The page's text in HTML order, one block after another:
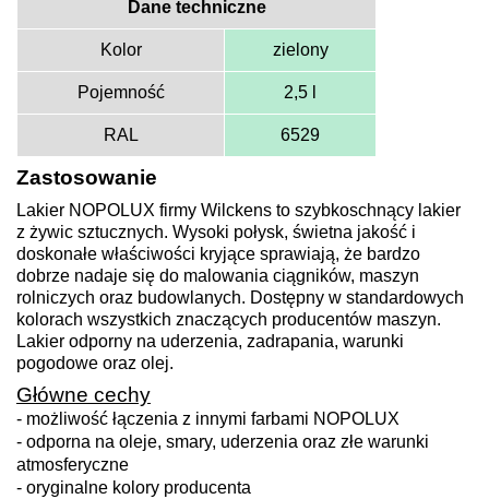
Dane techniczne
Kolor zielony
Pojemność 2,5 l
RAL 6529
Zastosowanie
Lakier NOPOLUX firmy Wilckens to szybkoschnący lakier
z żywic sztucznych. Wysoki połysk, świetna jakość i
doskonałe właściwości kryjące sprawiają, że bardzo
dobrze nadaje się do malowania ciągników, maszyn
rolniczych oraz budowlanych. Dostępny w standardowych
kolorach wszystkich znaczących producentów maszyn.
Lakier odporny na uderzenia, zadrapania, warunki
pogodowe oraz olej.
Główne cechy
- możliwość łączenia z innymi farbami NOPOLUX
- odporna na oleje, smary, uderzenia oraz złe warunki
atmosferyczne
- oryginalne kolory producenta